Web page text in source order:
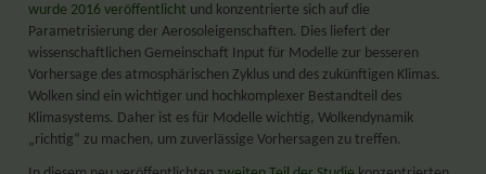
wurde 2016 veröffentlicht und konzentrierte sich auf die
Parametrisierung der Aerosoleigenschaften. Dies liefert der
wissenschaftlichen Gemeinschaft Input für Modelle zur besseren
Vorhersage des atmosphärischen Zyklus und des zukünftigen Klimas.
Wolken sind ein wichtiger und hochkomplexer Bestandteil des
Klimasystems. Daher ist es für Modelle wichtig, Wolkendynamik
„richtig“ zu machen, um zuverlässige Vorhersagen zu treffen.